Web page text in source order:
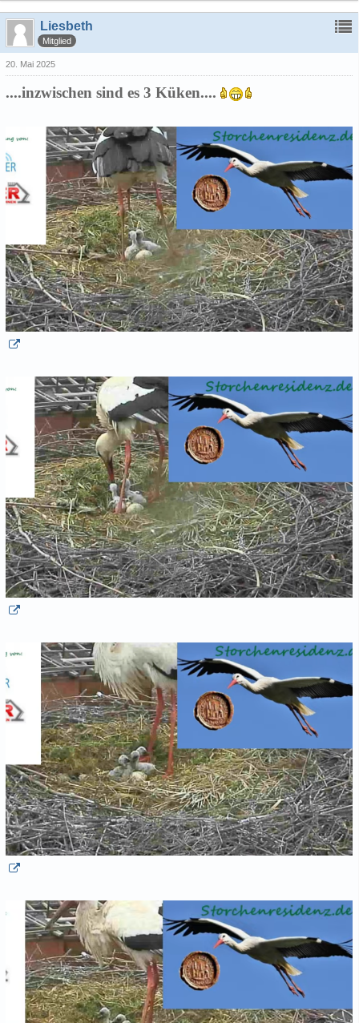
Liesbeth
Mitglied
20. Mai 2025
....inzwischen sind es 3 Küken....